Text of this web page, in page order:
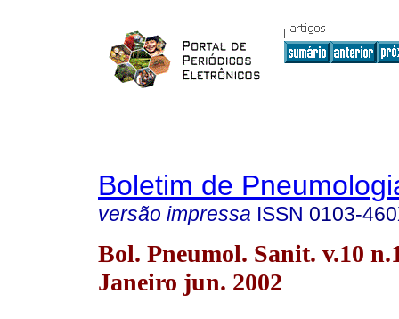
Boletim de
versão impressa ISSN 0103-
Bol. Pneumol. Sanit. v.10
Janeiro jun. 2002